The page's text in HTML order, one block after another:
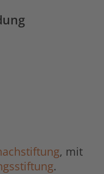
, mit
.